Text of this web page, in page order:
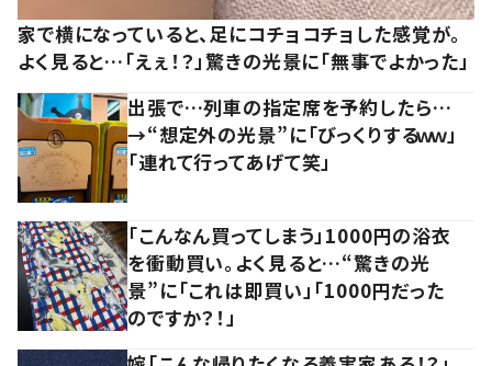
家で横になっていると、足にコチョコチョした感覚が。
よく見ると…「えぇ！？」驚きの光景に「無事でよかった」
出張で…列車の指定席を予約したら…
→“想定外の光景”に「びっくりするｗｗ」
「連れて行ってあげて笑」
「こんなん買ってしまう」1000円の浴衣
を衝動買い。よく見ると…“驚きの光
景”に「これは即買い」「1000円だった
のですか？！」